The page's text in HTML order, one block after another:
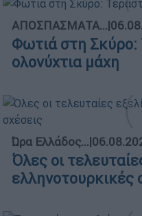
ΑΠΟΣΠΑΣΜΑΤΑ...|
Φωτιά στη Σκύρο:
ολονύχτια μάχη
Ώρα Ελλάδος...|
Όλες οι
ελληνοτουρκικές